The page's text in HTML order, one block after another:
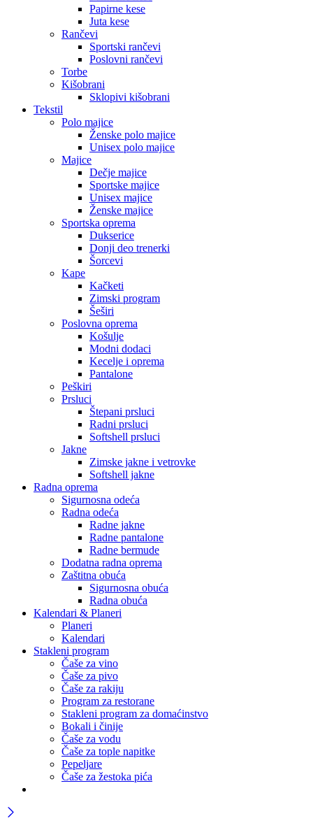
Papirne kese
Juta kese
Rančevi
Sportski rančevi
Poslovni rančevi
Torbe
Kišobrani
Sklopivi kišobrani
Tekstil
Polo majice
Ženske polo majice
Unisex polo majice
Majice
Dečje majice
Sportske majice
Unisex majice
Ženske majice
Sportska oprema
Dukserice
Donji deo trenerki
Šorcevi
Kape
Kačketi
Zimski program
Šeširi
Poslovna oprema
Košulje
Modni dodaci
Kecelje i oprema
Pantalone
Peškiri
Prsluci
Štepani prsluci
Radni prsluci
Softshell prsluci
Jakne
Zimske jakne i vetrovke
Softshell jakne
Radna oprema
Sigurnosna odeća
Radna odeća
Radne jakne
Radne pantalone
Radne bermude
Dodatna radna oprema
Zaštitna obuća
Sigurnosna obuća
Radna obuća
Kalendari & Planeri
Planeri
Kalendari
Stakleni program
Čaše za vino
Čaše za pivo
Čaše za rakiju
Program za restorane
Stakleni program za domaćinstvo
Bokali i činije
Čaše za vodu
Čaše za tople napitke
Pepeljare
Čaše za žestoka pića